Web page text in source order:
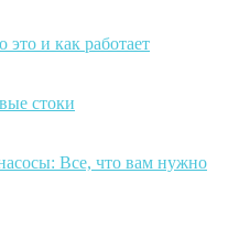
это и как работает
стоки
Все, что вам нужно